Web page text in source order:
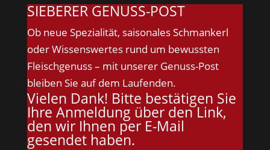
SIEBERER GENUSS-POST
Ob neue Spezialität, saisonales Schmankerl
oder Wissenswertes rund um bewussten
Fleischgenuss – mit unserer Genuss-Post
bleiben Sie auf dem Laufenden.
Vielen Dank! Bitte bestätigen Sie
Ihre Anmeldung über den Link,
den wir Ihnen per E-Mail
gesendet haben.